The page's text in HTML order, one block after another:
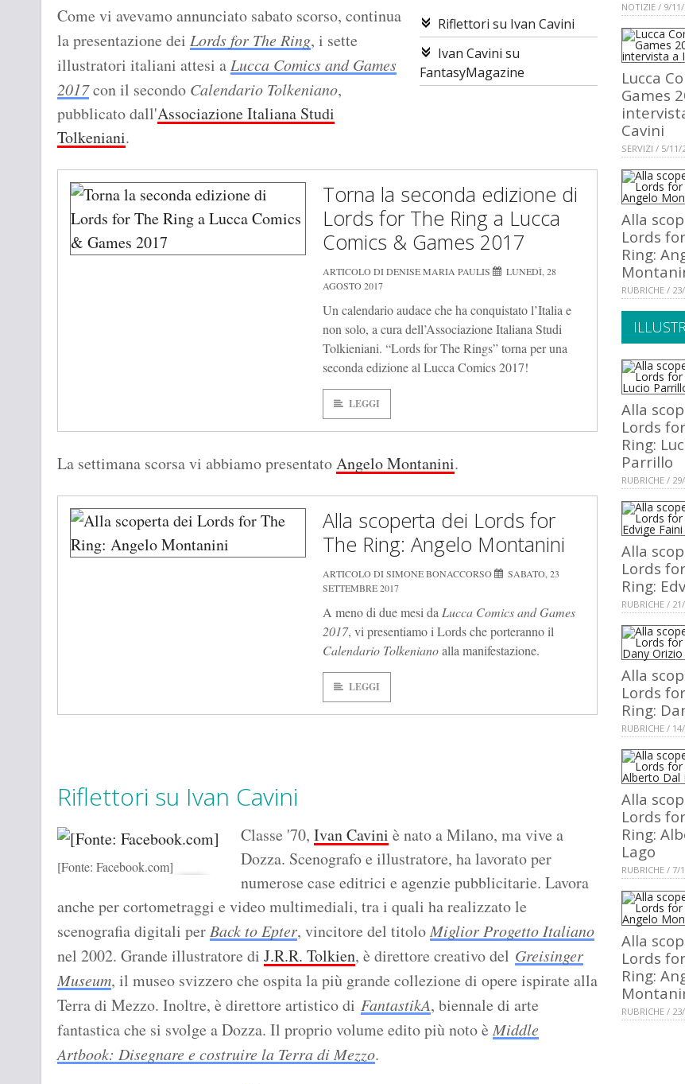
Riflettori su Ivan Cavini
Ivan Cavini su
FantasyMagazine
Come vi avevamo annunciato sabato scorso, continua
la presentazione dei Lords for The Ring, i sette
illustratori italiani attesi aLucca Comics and Games
2017con il secondo Calendario Tolkeniano,
pubblicato dall'Associazione Italiana Studi
Tolkeniani.
Torna la seconda edizione di
Lords for The Ring a Lucca
Comics & Games 2017
ARTICOLO DI DENISE MARIA PAULIS
LUNEDÌ, 28
AGOSTO 2017
Un calendario audace che ha conquistato l’Italia e
non solo, a cura dell’Associazione Italiana Studi
Tolkieniani. “Lords for The Rings” torna per una
seconda edizione al Lucca Comics 2017!
LEGGI
La settimana scorsa vi abbiamo presentatoAngelo Montanini.
Alla scoperta dei Lords for
The Ring: Angelo Montanini
ARTICOLO DI SIMONE BONACCORSO
SABATO, 23
SETTEMBRE 2017
A meno di due mesi daLucca Comics and Games
2017, vi presentiamo i Lords che porteranno il
Calendario Tolkenianoalla manifestazione.
LEGGI
Riflettori su Ivan Cavini
[Fonte: Facebook.com]
Classe '70, Ivan Cavini è nato a Milano, ma vive a
Dozza. Scenografo e illustratore, ha lavorato per
numerose case editrici e agenzie pubblicitarie. Lavora
anche per cortometraggi e video multimediali, tra i quali ha realizzato le
scenografia digitali perBack to Epter, vincitore del titoloMiglior Progetto Italiano
nel 2002. Grande illustratore di J.R.R. Tolkien, è direttore creativo del Greisinger
Museum, il museo svizzero che ospita la più grande collezione di opere ispirate alla
Terra di Mezzo. Inoltre, è direttore artistico di FantastikA, biennale di arte
fantastica che si svolge a Dozza. Il proprio volume edito più noto è Middle
Artbook: Disegnare e costruire la Terra di Mezzo.
NOTIZIE / 9/
Lucca
Games
Cavini
SERVIZI / 5/11/
Alla
Lords
Ring:
RUBRICHE /
Alla
Lords
Ring:
Parrillo
RUBRICHE /
Alla
Lords
Ring:
RUBRICHE /
Alla
Lords
Ring:
RUBRICHE /
Alla
Lords
Ring:
Lago
RUBRICHE / 7/
Alla
Lords
Ring:
RUBRICHE /